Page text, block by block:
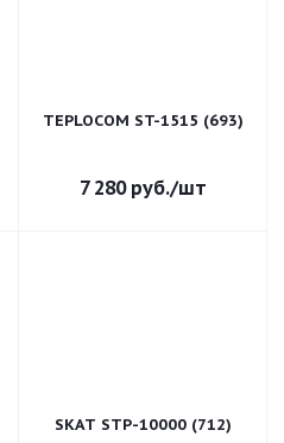
TEPLOCOM ST-1515 (693)
7 280руб./шт
SKAT STP-10000 (712)